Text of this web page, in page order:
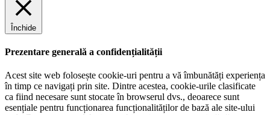
Închide
Prezentare generală a confidențialității
Acest site web folosește cookie-uri pentru a vă îmbunătăți experiența
în timp ce navigați prin site. Dintre acestea, cookie-urile clasificate
ca fiind necesare sunt stocate în browserul dvs., deoarece sunt
esențiale pentru funcționarea funcționalităților de bază ale site-ului